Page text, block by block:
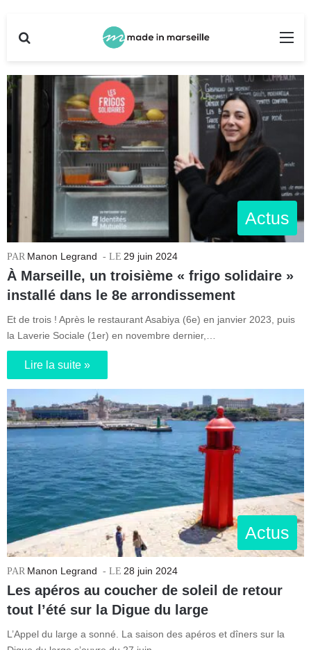
Actus
Manon Legrand 29 juin 2024
À Marseille, un troisième « frigo solidaire »
installé dans le 8e arrondissement
Et de trois ! Après le restaurant Asabiya (6e) en janvier 2023, puis
la Laverie Sociale (1er) en novembre dernier,…
Lire la suite »
Actus
Manon Legrand 28 juin 2024
Les apéros au coucher de soleil de retour
tout l’été sur la Digue du large
L’Appel du large a sonné. La saison des apéros et dîners sur la